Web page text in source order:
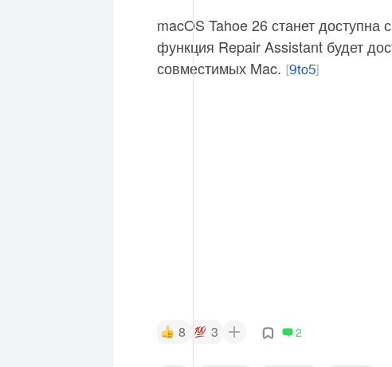
macOS Tahoe 26 станет доступна
функция Repair Assistant будет
совместимых Mac.
9to5
8 3 2